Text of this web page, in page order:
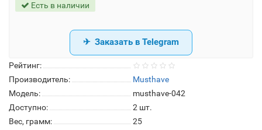
Рейтинг:
Производитель:
Musthave
Модель:
musthave-042
Доступно:
2 шт.
Вес, грамм:
25
Есть в наличии
Заказать в Telegram